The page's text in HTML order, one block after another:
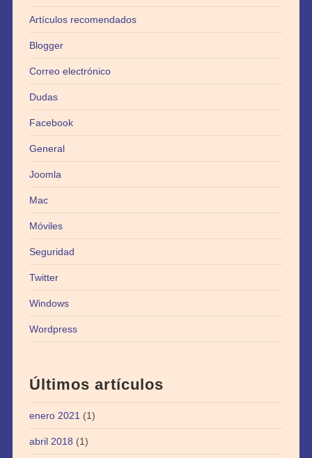
Artículos recomendados
Blogger
Correo electrónico
Dudas
Facebook
General
Joomla
Mac
Móviles
Seguridad
Twitter
Windows
Wordpress
Últimos artículos
enero 2021 (1)
abril 2018 (1)